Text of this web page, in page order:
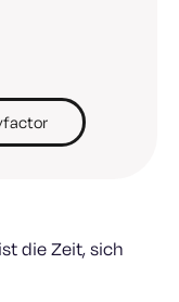
die Zeit, sich